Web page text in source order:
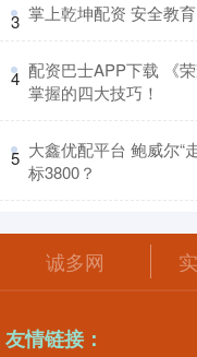
3 ​掌上乾坤配资 安全教育
4 配资巴士APP下载 《
掌握的四大技巧！
5 大鑫优配平台 鲍威尔“
标3800？
诚多网
友情链接：